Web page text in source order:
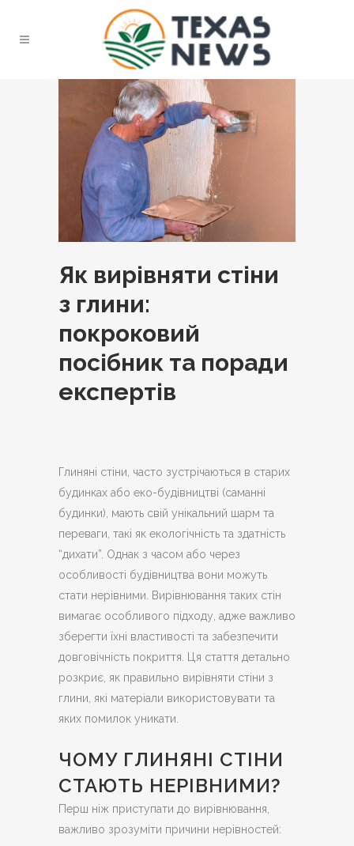
Як вирівняти стіни
з глини:
покроковий
посібник та поради
експертів
Глиняні стіни, часто зустрічаються в старих
будинках або еко-будівництві (саманні
будинки), мають свій унікальний шарм та
переваги, такі як екологічність та здатність
“дихати”. Однак з часом або через
особливості будівництва вони можуть
стати нерівними. Вирівнювання таких стін
вимагає особливого підходу, адже важливо
зберегти їхні властивості та забезпечити
довговічність покриття. Ця стаття детально
розкриє, як правильно вирівняти стіни з
глини, які матеріали використовувати та
яких помилок уникати.
ЧОМУ ГЛИНЯНІ СТІНИ
СТАЮТЬ НЕРІВНИМИ?
Перш ніж приступати до вирівнювання,
важливо зрозуміти причини нерівностей: